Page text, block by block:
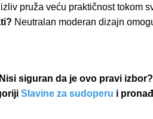
pruža veću praktičnost tokom
Neutralan moderan dizajn
siguran da je ovo pravi izbor?
Slavine za sudoperu i